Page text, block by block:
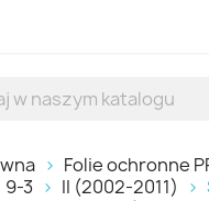
Folie ochronne
9-3 II (2002-2011)